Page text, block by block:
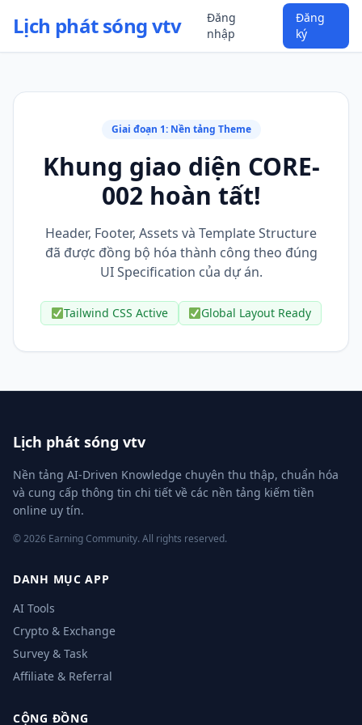
Lịch phát sóng vtv
Đăng
nhập
Đăng
ký
Giai đoạn 1: Nền tảng Theme
Khung giao diện CORE-
002 hoàn tất!
Header, Footer, Assets và Template Structure
đã được đồng bộ hóa thành công theo đúng
UI Specification của dự án.
Tailwind CSS Active Global Layout Ready
Lịch phát sóng vtv
Nền tảng AI-Driven Knowledge chuyên thu thập, chuẩn hóa
và cung cấp thông tin chi tiết về các nền tảng kiếm tiền
online uy tín.
© 2026 Earning Community. All rights reserved.
DANH MỤC APP
AI Tools
Crypto & Exchange
Survey & Task
Affiliate & Referral
CỘNG ĐỒNG